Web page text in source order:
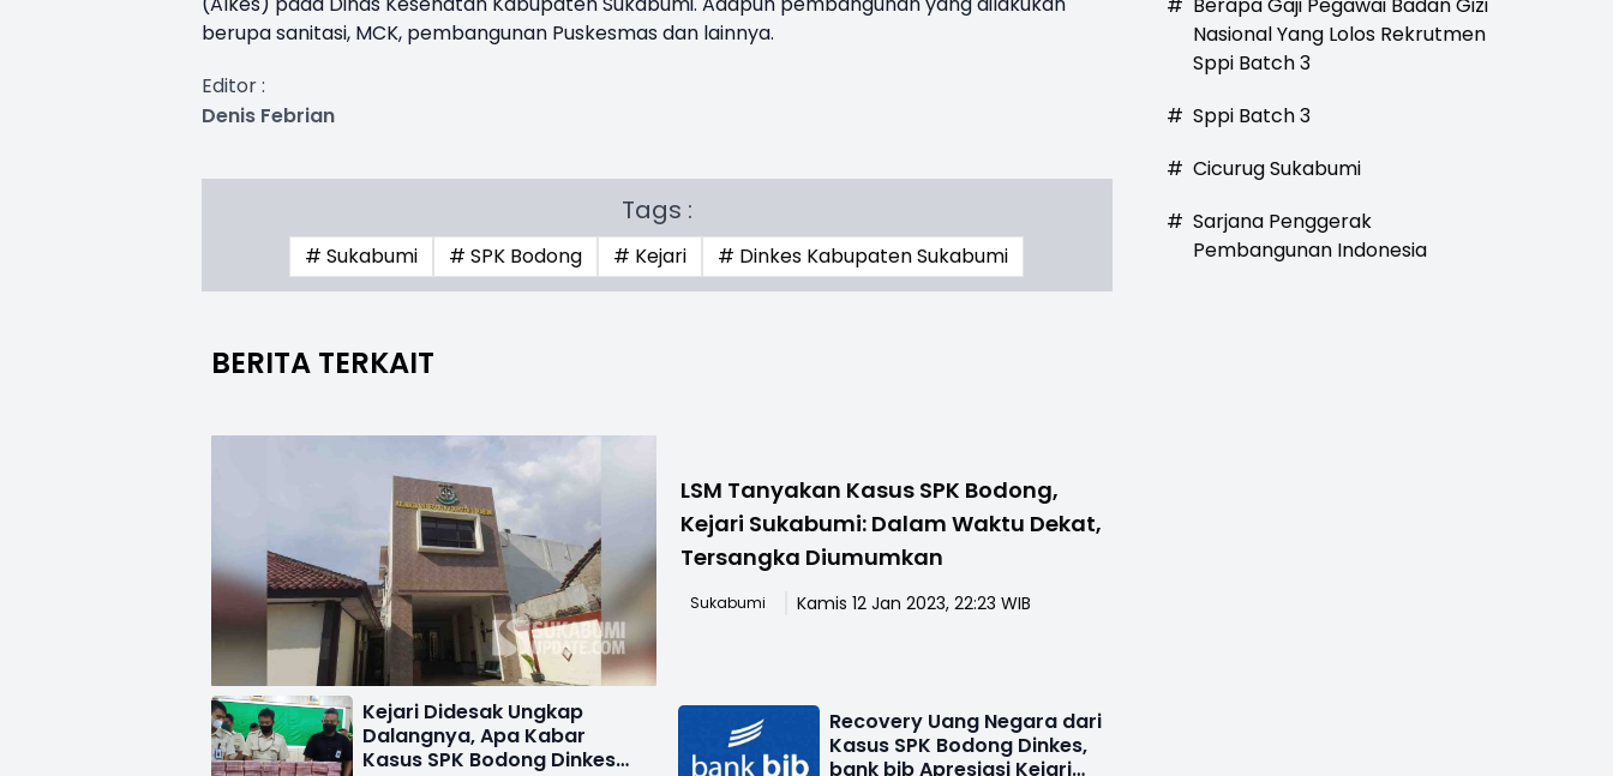
berupa sanitasi, MCK, pembangunan Puskesmas dan lainnya.
Editor :
Denis Febrian
Tags :
# Sukabumi # SPK Bodong # Kejari # Dinkes Kabupaten Sukabumi
BERITA TERKAIT
LSM Tanyakan Kasus SPK Bodong,
Kejari Sukabumi: Dalam Waktu Dekat,
Tersangka Diumumkan
Sukabumi Kamis 12 Jan 2023, 22:23 WIB
Kejari Didesak Ungkap
Dalangnya, Apa Kabar
Kasus SPK Bodong Dinkes
Recovery Uang Negara dari
Kasus SPK Bodong Dinkes,
bank bjb Apresiasi Kejari
# Berapa Gaji Pegawai Badan Gizi
Nasional Yang Lolos Rekrutmen
Sppi Batch 3
# Sppi Batch 3
# Cicurug Sukabumi
# Sarjana Penggerak
Pembangunan Indonesia